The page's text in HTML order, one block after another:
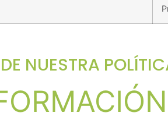
NUESTRA